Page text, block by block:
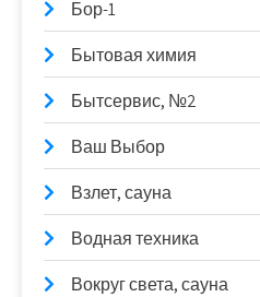
Бор-1
Бытовая химия
Бытсервис, №2
Ваш Выбор
Взлет, сауна
Водная техника
Вокруг света, сауна